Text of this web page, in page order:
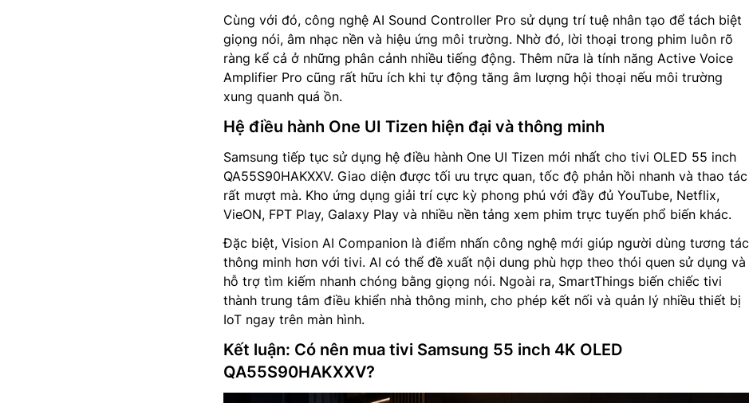
Cùng với đó, công nghệ AI Sound Controller Pro sử dụng trí tuệ nhân tạo để tách biệt
giọng nói, âm nhạc nền và hiệu ứng môi trường. Nhờ đó, lời thoại trong phim luôn rõ
ràng kể cả ở những phân cảnh nhiều tiếng động. Thêm nữa là tính năng Active Voice
Amplifier Pro cũng rất hữu ích khi tự động tăng âm lượng hội thoại nếu môi trường
xung quanh quá ồn.
Hệ điều hành One UI Tizen hiện đại và thông minh
Samsung tiếp tục sử dụng hệ điều hành One UI Tizen mới nhất cho tivi OLED 55 inch
QA55S90HAKXXV. Giao diện được tối ưu trực quan, tốc độ phản hồi nhanh và thao tác
rất mượt mà. Kho ứng dụng giải trí cực kỳ phong phú với đầy đủ YouTube, Netflix,
VieON, FPT Play, Galaxy Play và nhiều nền tảng xem phim trực tuyến phổ biến khác.
Đặc biệt, Vision AI Companion là điểm nhấn công nghệ mới giúp người dùng tương tác
thông minh hơn với tivi. AI có thể đề xuất nội dung phù hợp theo thói quen sử dụng và
hỗ trợ tìm kiếm nhanh chóng bằng giọng nói. Ngoài ra, SmartThings biến chiếc tivi
thành trung tâm điều khiển nhà thông minh, cho phép kết nối và quản lý nhiều thiết bị
IoT ngay trên màn hình.
Kết luận: Có nên mua tivi Samsung 55 inch 4K OLED
QA55S90HAKXXV?